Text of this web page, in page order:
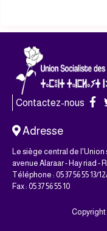
Contactez-nous
Adresse
Le siège central de
avenue Alaraar - Hay riad -
Téléphone : 05 37 56 55 13/
Fax : 05 37 56 55 10